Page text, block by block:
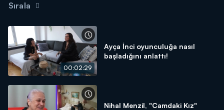
Sırala
00:02:29
Ayça İnci oyunculuğa nasıl
başladığını anlattı!
Nihal Menzil, "Camdaki Kız"